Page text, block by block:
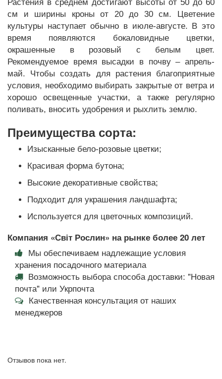
Растения в среднем достигают высоты от 50 до 60
см и ширины кроны от 20 до 30 см. Цветение
культуры наступает обычно в июле-августе. В это
время появляются бокаловидные цветки,
окрашенные в розовый с белым цвет.
Рекомендуемое время высадки в почву – апрель-
май. Чтобы создать для растения благоприятные
условия, необходимо выбирать закрытые от ветра и
хорошо освещенные участки, а также регулярно
поливать, вносить удобрения и рыхлить землю.
Преимущества сорта:
Изысканные бело-розовые цветки;
Красивая форма бутона;
Высокие декоративные свойства;
Подходит для украшения ландшафта;
Используется для цветочных композиций.
Компания «Світ Рослин» на рынке более 20 лет
Мы обеспечиваем надлежащие условия
хранения посадочного материала
Возможность выбора способа доставки: "Новая
почта" или Укрпочта
Качественная консультация от наших
менеджеров
Отзывов пока нет.